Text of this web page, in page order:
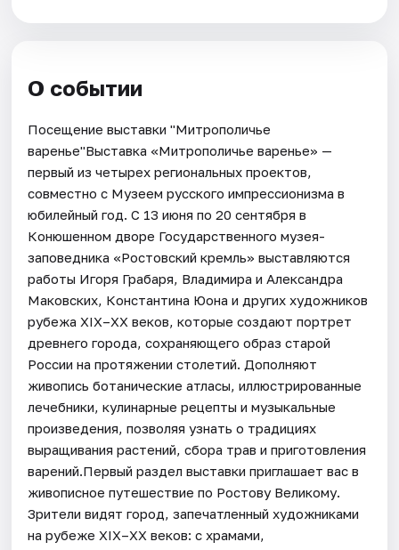
О событии
Посещение выставки "Митрополичье
варенье"Выставка «Митрополичье варенье» —
первый из четырех региональных проектов,
совместно с Музеем русского импрессионизма в
юбилейный год. С 13 июня по 20 сентября в
Конюшенном дворе Государственного музея-
заповедника «Ростовский кремль» выставляются
работы Игоря Грабаря, Владимира и Александра
Маковских, Константина Юона и других художников
рубежа XIX–XX веков, которые создают портрет
древнего города, сохраняющего образ старой
России на протяжении столетий. Дополняют
живопись ботанические атласы, иллюстрированные
лечебники, кулинарные рецепты и музыкальные
произведения, позволяя узнать о традициях
выращивания растений, сбора трав и приготовления
варений.Первый раздел выставки приглашает вас в
живописное путешествие по Ростову Великому.
Зрители видят город, запечатленный художниками
на рубеже XIX–XX веков: с храмами,